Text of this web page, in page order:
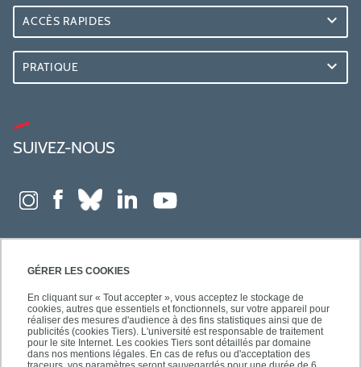
GÉRER LES COOKIES
En cliquant sur « Tout accepter », vous acceptez le stockage de
cookies, autres que essentiels et fonctionnels, sur votre appareil pour
réaliser des mesures d'audience à des fins statistiques ainsi que de
publicités (cookies Tiers). L'université est responsable de traitement
pour le site Internet. Les cookies Tiers sont détaillés par domaine
dans nos mentions légales. En cas de refus ou d'acceptation des
ACCÈS RAPIDES
PRATIQUE
SUIVEZ-NOUS